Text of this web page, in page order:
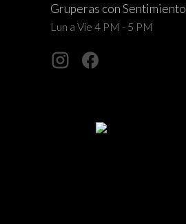
Gruperas con Sentimiento
Lun a Vie 4 PM - 5 PM